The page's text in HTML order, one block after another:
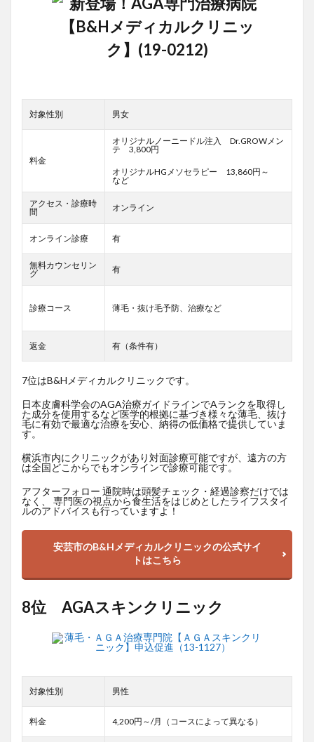
対象性別 男女
料金
オリジナルノーニードル注入 Dr.GROWメン
テ 3,800円
オリジナルHGメソセラピー 13,860円～
など
アクセス・診療時
間
オンライン
オンライン診療 有
無料カウンセリン
グ
有
診療コース 薄毛・抜け毛予防、治療など
返金 有（条件有）
7位はB&Hメディカルクリニックです。
日本皮膚科学会のAGA治療ガイドラインでAランクを取得し
た成分を使用するなど医学的根拠に基づき様々な薄毛、抜け
毛に有効で最適な治療を安心、納得の低価格で提供していま
す。
横浜市内にクリニックがあり対面診療可能ですが、遠方の方
は全国どこからでもオンラインで診療可能です。
アフターフォロー 通院時は頭髪チェック・経過診察だけでは
なく、 専門医の視点から食生活をはじめとしたライフスタイ
ルのアドバイスも行っていますよ！
安芸市のB&Hメディカルクリニックの公式サイ
トはこちら
8位 AGAスキンクリニック
対象性別 男性
料金 4,200円～/月（コースによって異なる）